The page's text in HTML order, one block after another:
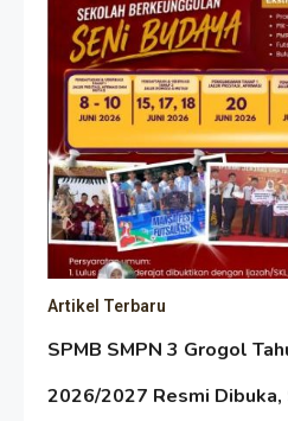
Artikel Terbaru
SPMB SMPN 3 Grogol
2026/2027 Resmi